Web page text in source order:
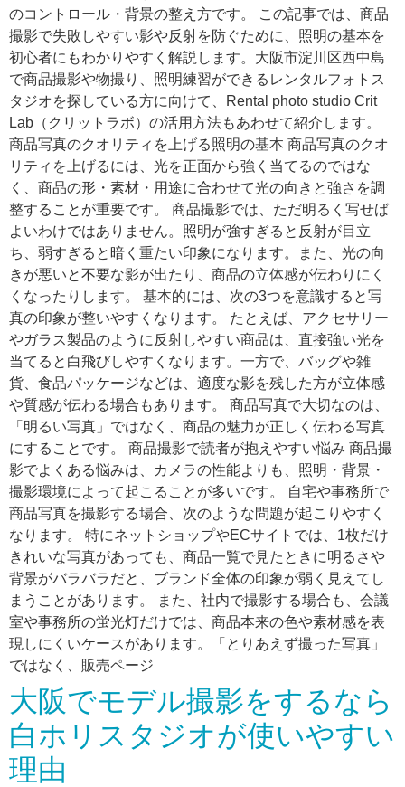
のコントロール・背景の整え方です。 この記事では、商品
撮影で失敗しやすい影や反射を防ぐために、照明の基本を
初心者にもわかりやすく解説します。大阪市淀川区西中島
で商品撮影や物撮り、照明練習ができるレンタルフォトス
タジオを探している方に向けて、Rental photo studio Crit
Lab（クリットラボ）の活用方法もあわせて紹介します。
商品写真のクオリティを上げる照明の基本 商品写真のクオ
リティを上げるには、光を正面から強く当てるのではな
く、商品の形・素材・用途に合わせて光の向きと強さを調
整することが重要です。 商品撮影では、ただ明るく写せば
よいわけではありません。照明が強すぎると反射が目立
ち、弱すぎると暗く重たい印象になります。また、光の向
きが悪いと不要な影が出たり、商品の立体感が伝わりにく
くなったりします。 基本的には、次の3つを意識すると写
真の印象が整いやすくなります。 たとえば、アクセサリー
やガラス製品のように反射しやすい商品は、直接強い光を
当てると白飛びしやすくなります。一方で、バッグや雑
貨、食品パッケージなどは、適度な影を残した方が立体感
や質感が伝わる場合もあります。 商品写真で大切なのは、
「明るい写真」ではなく、商品の魅力が正しく伝わる写真
にすることです。 商品撮影で読者が抱えやすい悩み 商品撮
影でよくある悩みは、カメラの性能よりも、照明・背景・
撮影環境によって起こることが多いです。 自宅や事務所で
商品写真を撮影する場合、次のような問題が起こりやすく
なります。 特にネットショップやECサイトでは、1枚だけ
きれいな写真があっても、商品一覧で見たときに明るさや
背景がバラバラだと、ブランド全体の印象が弱く見えてし
まうことがあります。 また、社内で撮影する場合も、会議
室や事務所の蛍光灯だけでは、商品本来の色や素材感を表
現しにくいケースがあります。「とりあえず撮った写真」
ではなく、販売ページ
大阪でモデル撮影をするなら
白ホリスタジオが使いやすい
理由